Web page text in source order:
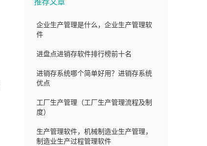
企业生产管理是什么，企业生产管理软
件
进盘点进销存软件排行榜前十名
进销存系统哪个简单好用？进销存系统
优点
工厂生产管理（工厂生产管理流程及制
度）
生产管理软件，机械制造业生产管理，
制造业生产过程管理软件